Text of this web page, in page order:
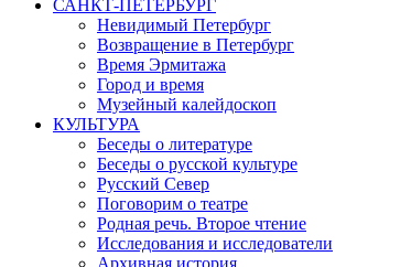
САНКТ-ПЕТЕРБУРГ
Невидимый Петербург
Возвращение в Петербург
Время Эрмитажа
Город и время
Музейный калейдоскоп
КУЛЬТУРА
Беседы о литературе
Беседы о русской культуре
Русский Север
Поговорим о театре
Родная речь. Второе чтение
Исследования и исследователи
Архивная история